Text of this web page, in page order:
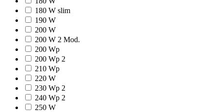
180 W slim
190 W
200 W
200 W 2 Mod.
200 Wp
200 Wp 2
210 Wp
220 W
230 Wp 2
240 Wp 2
250 W